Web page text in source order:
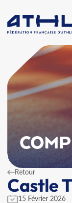
Retour
Castle
15 Février 2026